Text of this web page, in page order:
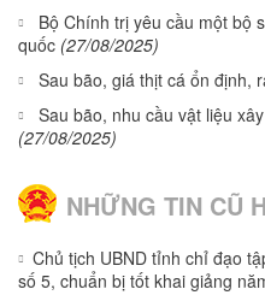
Bộ Chính trị yêu cầu một bộ
quốc (27/08/2025)
Sau bão, giá thịt cá ổn định,
Sau bão, nhu cầu vật liệu
(27/08/2025)
NHỮNG TIN CŨ
Chủ tịch UBND tỉnh chỉ đạo
số 5, chuẩn bị tốt khai giảng